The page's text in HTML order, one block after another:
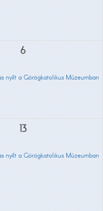
6
nyílt a Görögkatolikus Múzeumban
13
nyílt a Görögkatolikus Múzeumban